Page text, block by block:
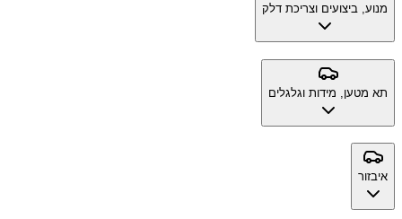
מנוע, ביצועים וצריכת דלק
תא מטען, מידות וגלגלים
איבזור